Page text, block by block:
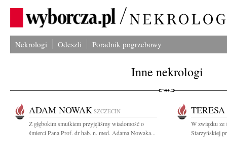
Nekrologi Odeszli Poradnik pogrzebowy
Inne nekrologi
ADAM NOWAK SZCZECIN
Z głębokim smutkiem przyjęliśmy wiadomość o
śmierci Pana Prof. dr hab. n. med. Adama Nowaka...
W związku ze
Starzyńskiej